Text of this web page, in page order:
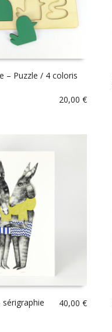
– Puzzle / 4 coloris
20,00 €
40,00 €